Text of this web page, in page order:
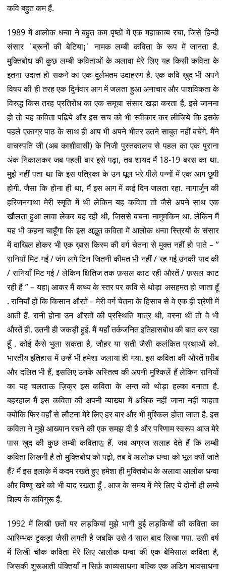
कवि बहुत कम हैं.
1989 में आलोक धन्वा ने बहुत कम पृष्ठों में एक महाकाव्य रचा, जिसे हिन्दी
संसार `ब्रूनों की बेटिया¡´ नामक लम्बी कविता के रूप में जानता है.
मुक्तिबोध की कुछ लम्बी कविताओं के अलावा मेरे लिए यह किसी कविता के
इतना उदात्त हो सकने का एक दुर्लभतम उदाहरण है. एक कवि ख़ुद भी अपने
विषय की ही तरह एक दुिर्नवार आग में जलता हुआ अनाचार और पाशविकता के
विरुद्ध किस तरह प्रतिरोध का एक समूचा संसार खड़ा करता है, इसे जानना
हो तो यह कविता पढ़िये और इस सच को भी स्वीकार कर लीजिये कि इसके
पहले एकाग्र पाठ के साथ ही आप भी अपने भीतर उतने साबुत नहीं बचेंगे. मैंने
वाचस्पति जी (अब काशीवासी) के निजी पुस्तकालय से पहल का एक पुराना
अंक निकालकर जब पहली बार इसे पढ़ा, तब शायद मैं 18-19 बरस का था.
मुझे नहीं पता था कि इस पत्रिका के उन धूल भरे पीले पन्नों में एक आग छुपी
होगी. जैसा कि होना ही था, मैं इस आग में कई दिन जलता रहा. नागार्जुन की
हरिजनगाथा मेरी स्मृति में थी लेकिन यह कविता तो जैसे अपने साथ एक
खौलता हुआ लावा लेकर बह रही थी, जिससे बचना नामुमकिन था. लेकिन मैं
यह भी कहना चाहूँगा कि इस अद्भुत कविता में आलोक धन्वा स्त्रियों के संसार
में दाखिल होकर भी एक ख़ास किस्म की वर्ग चेतना से मुक्त नहीं हो पाते – ”
रानियाँ मिट गईं / जंग लगे टिन जितनी कीमत भी नहीं / रह गई उनकी याद की
/ रानियाँ मिट गई / लेकिन क्षितिज तक फ़सल काट रही औरतें / फ़सल काट
रही है ” – यहा¡ आकर मैं कथ्य के स्तर पर कवि से थोड़ा असहमत हो जाता हूँ
. रानियाँ हों कि किसान औरतें – मेरी वर्ग चेतना के हिसाब से वे एक ही श्रेणी में
आती हैं. रानी होना उन औरतों की प्रस्थिति मात्र थी, वरना थीं तो वे भी
औरतें ही. उतनी ही जकड़ी हुई. मैं यहाँ तर्कजनित इतिहासबोध की बात कर रहा
हूँ . कोई कैसे भुला सकता है, जौहर या सती जैसी कलंकित प्रथाओं को.
भारतीय इतिहास में उन्हें भी हमेशा जलाया ही गया. इस कविता की औरतें ग़रीब
और दलित भी हैं, इसलिए उनके अस्तित्व की अपनी मुश्किलें हैं लेकिन रानियों
का यह चलताऊ ज़िक्र इस कविता के अन्त को थोड़ा हल्का बनाता है.
बहरहाल मैं इस कविता की अपनी व्याख्या में अधिक नहीं जाना नहीं चाहता
क्योंकि फिर वहाँ से लौटना मेरे लिए हर बार और भी मुश्किल होता जाता है. इस
कविता ने मुझे आख्यान रचने की एक समझ दी है और परिणाम स्वरूप आज मेरे
पास ख़ुद की कुछ लम्बी कविताए¡ हैं. जब अग्रज सलाह देते हैं कि लम्बी
कविता लिखनी है तो मुक्तिबोध को पढ़ो, तब वे आलोक धन्वा को भूल क्यों जाते
हैं? मैं इस इलाक़े में कदम रखते हुए हमेशा ही मुक्तिबोध के अलावा आलोक धन्वा
और विष्णु खरे को भी याद रखता हूँ . आज के समय में मेरे लिए ये दोनों ही लम्बे
शिल्प के कविगुरू हैं.
1992 में लिखी छतों पर लड़कियां मुझे भागी हुई लड़कियों की कविता का
आरिम्भक टुकड़ा जैसी लगती है जबकि उसे 4 साल बाद लिखा गया. उसी वर्ष
में लिखी चौक कविता मेरे लिए आलोक धन्वा की एक बेमिसाल कविता है,
जिसकी शुरूआती पंक्तियाँ न सिर्फ़ काव्यसाधना बल्कि एक अडिग भावसाधना